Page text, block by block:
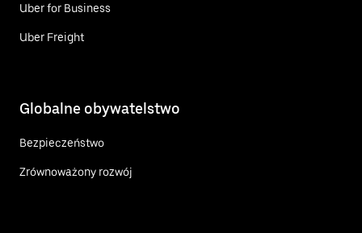
Uber for Business
Uber Freight
Globalne obywatelstwo
Bezpieczeństwo
Zrównoważony rozwój